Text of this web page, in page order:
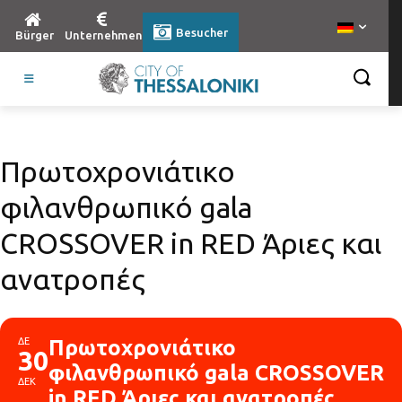
Bürger Unternehmen Besucher
Πρωτοχρονιάτικο
φιλανθρωπικό gala
CROSSOVER in RED Άριες και
ανατροπές
ΔΕ
30
ΔΕΚ
Πρωτοχρονιάτικο
φιλανθρωπικό gala CROSSOVER